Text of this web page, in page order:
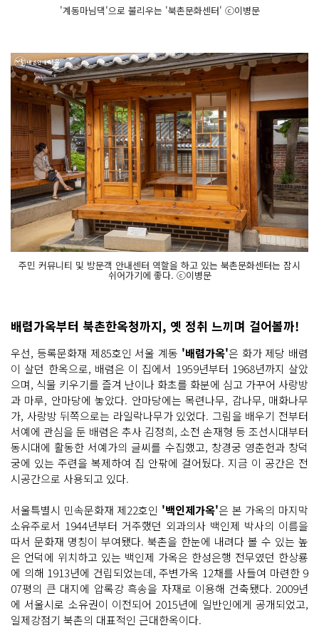
'계동마님댁'으로 불리우는 '북촌문화센터' ⓒ이병문
주민 커뮤니티 및 방문객 안내센터 역할을 하고 있는 북촌문화센터는 잠시
쉬어가기에 좋다. ⓒ이병문
배렴가옥부터 북촌한옥청까지, 옛 정취 느끼며 걸어볼까!
우선, 등록문화재 제85호인 서울 계동 '배렴가옥'은 화가 제당 배렴
이 살던 한옥으로, 배렴은 이 집에서 1959년부터 1968년까지 살았
으며, 식물 키우기를 즐겨 난이나 화초를 화분에 심고 가꾸어 사랑방
과 마루, 안마당에 놓았다. 안마당에는 목련나무, 감나무, 매화나무
가, 사랑방 뒤쪽으로는 라일락나무가 있었다. 그림을 배우기 전부터
서예에 관심을 둔 배렴은 추사 김정희, 소전 손재형 등 조선시대부터
동시대에 활동한 서예가의 글씨를 수집했고, 창경궁 영춘헌과 창덕
궁에 있는 주련을 복제하여 집 안팎에 걸어뒀다. 지금 이 공간은 전
시공간으로 사용되고 있다.
서울특별시 민속문화재 제22호인 '백인제가옥'은 본 가옥의 마지막
소유주로서 1944년부터 거주했던 외과의사 백인제 박사의 이름을
따서 문화재 명칭이 부여됐다. 북촌을 한눈에 내려다 볼 수 있는 높
은 언덕에 위치하고 있는 백인제 가옥은 한성은행 전무였던 한상룡
에 의해 1913년에 건립되었는데, 주변가옥 12채를 사들여 마련한 9
07평의 큰 대지에 압록강 흑송을 자재로 이용해 건축됐다. 2009년
에 서울시로 소유권이 이전되어 2015년에 일반인에게 공개되었고,
일제강점기 북촌의 대표적인 근대한옥이다.